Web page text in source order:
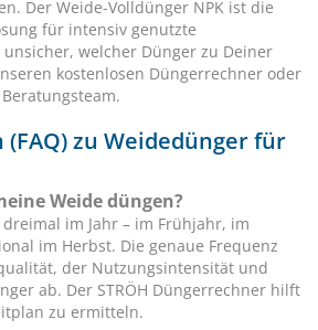
Der Weide-Volldünger NPK ist die
für intensiv genutzte
welcher Dünger zu Deiner
kostenlosen Düngerrechner oder
(FAQ) zu Weidedünger für
Weide düngen?
im Jahr – im Frühjahr, im
im Herbst. Die genaue Frequenz
der Nutzungsintensität und
ab. Der STRÖH Düngerrechner hilft
zu ermitteln.